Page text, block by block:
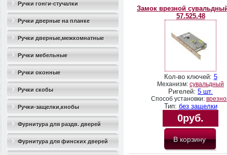
Ручки гонги-стучалки
Ручки дверные на планке
Ручки дверные,межкомнатные
Ручки мебельные
Ручки оконные
Ручки скобы
Ручки-защелки,кнобы
Фурнитура для раздв. дверей
Фурнитура для финских дверей
Замок врезной
57.525.48
Кол-во ключей: 5
Механизм: сувальдный
Ригелей: 5 шт.
Способ установки:
Тип: без защелки
0руб.